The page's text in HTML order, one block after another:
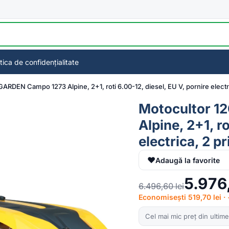
de confidențialitate
Campo 1273 Alpine, 2+1, roti 6.00-12, diesel, EU V, pornire
Motocultor
Alpine, 2+1,
electrica, 2
♥Adaugă la favorite
6.496,60lei
Economisești 519,70 lei ·
Cel mai mic preț din